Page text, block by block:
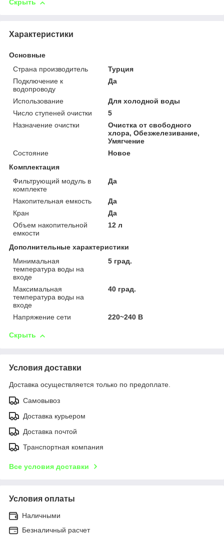
Скрыть
Характеристики
Основные
Страна производитель
Турция
Подключение к
водопроводу
Да
Использование
Для холодной воды
Число ступеней очистки
5
Назначение очистки
Очистка от свободного
хлора, Обезжелезивание,
Умягчение
Состояние
Новое
Комплектация
Фильтрующий модуль в
комплекте
Да
Накопительная емкость
Да
Кран
Да
Объем накопительной
емкости
12 л
Дополнительные характеристики
Минимальная
температура воды на
входе
5 град.
Максимальная
температура воды на
входе
40 град.
Напряжение сети 220~240 В
Скрыть
Условия доставки
Доставка осуществляется только по предоплате.
Самовывоз
Доставка курьером
Доставка почтой
Транспортная компания
Все условия доставки
Условия оплаты
Наличными
Безналичный расчет